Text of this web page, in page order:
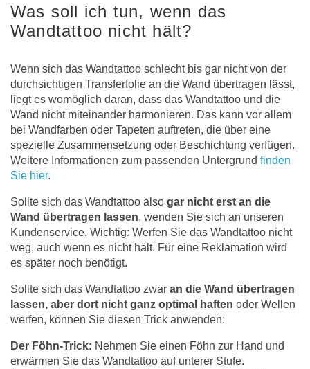
Was soll ich tun, wenn das
Wandtattoo nicht hält?
Wenn sich das Wandtattoo schlecht bis gar nicht von der
durchsichtigen Transferfolie an die Wand übertragen lässt,
liegt es womöglich daran, dass das Wandtattoo und die
Wand nicht miteinander harmonieren. Das kann vor allem
bei Wandfarben oder Tapeten auftreten, die über eine
spezielle Zusammensetzung oder Beschichtung verfügen.
Weitere Informationen zum passenden Untergrund finden
Sie hier.
Sollte sich das Wandtattoo also gar nicht erst an die
Wand übertragen lassen, wenden Sie sich an unseren
Kundenservice. Wichtig: Werfen Sie das Wandtattoo nicht
weg, auch wenn es nicht hält. Für eine Reklamation wird
es später noch benötigt.
Sollte sich das Wandtattoo zwar an die Wand übertragen
lassen, aber dort nicht ganz optimal haften oder Wellen
werfen, können Sie diesen Trick anwenden:
Der Föhn-Trick: Nehmen Sie einen Föhn zur Hand und
erwärmen Sie das Wandtattoo auf unterer Stufe.